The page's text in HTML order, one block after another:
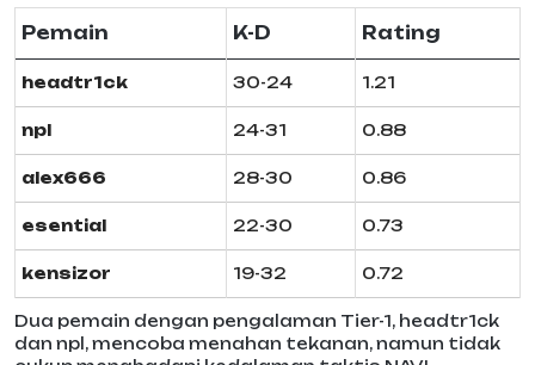
Pemain K-D Rating
headtr1ck 30-24 1.21
npl 24-31 0.88
alex666 28-30 0.86
esential 22-30 0.73
kensizor 19-32 0.72
Dua pemain dengan pengalaman Tier-1, headtr1ck
dan npl, mencoba menahan tekanan, namun tidak